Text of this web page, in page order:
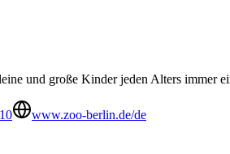
und große Kinder jeden Alters immer
www.zoo-berlin.de/de